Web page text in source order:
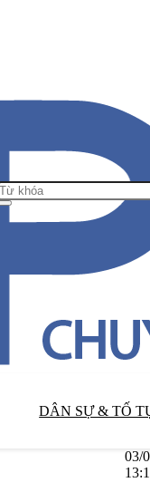
DÂN SỰ & TỐ
03/